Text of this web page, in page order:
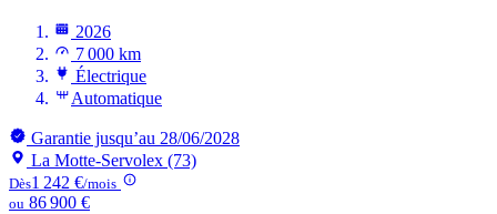
2026
7 000 km
Électrique
Automatique
Garantie jusqu’au 28/06/2028
La Motte-Servolex (73)
Dès1 242 €/mois
ou 86 900 €